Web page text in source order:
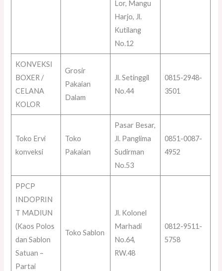
Lor, Mangu
Harjo, Jl.
Kutilang
No.12
KONVEKSI
BOXER /
CELANA
KOLOR
Grosir
Pakaian
Dalam
Jl. Setinggil
No.44
0815-2948-
3501
Toko Ervi
konveksi
Toko
Pakaian
Pasar Besar,
Jl. Panglima
Sudirman
No.53
0851-0087-
4952
PPCP
INDOPRIN
T MADIUN
(Kaos Polos
dan Sablon
Satuan –
Partai
Toko Sablon
Jl. Kolonel
Marhadi
No.64,
RW.48
0812-9511-
5758